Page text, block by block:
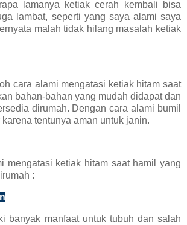
lamanya ketiak cerah kembali bisa
lambat, seperti yang saya alami saya
malah tidak hilang masalah ketiak
cara alami mengatasi ketiak hitam saat
bahan-bahan yang mudah didapat dan
dirumah. Dengan cara alami bumil
tentunya aman untuk janin.
mengatasi ketiak hitam saat hamil yang
:
banyak manfaat untuk tubuh dan salah